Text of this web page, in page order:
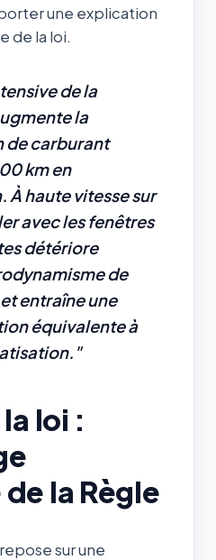
une explication
de la loi.
de la
la
de carburant
km en
haute vitesse sur
avec les fenêtres
détériore
de
entraîne une
équivalente à
loi :
la Règle
sur une